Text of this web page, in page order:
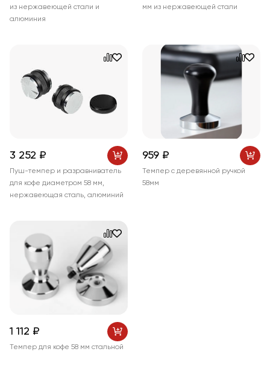
из нержавеющей стали и
алюминия
мм из нержавеющей стали
3 252 ₽
Пуш-темпер и разравниватель
для кофе диаметром 58 мм,
нержавеющая сталь, алюминий
959 ₽
Темпер с деревянной ручкой
58мм
1 112 ₽
Темпер для кофе 58 мм стальной